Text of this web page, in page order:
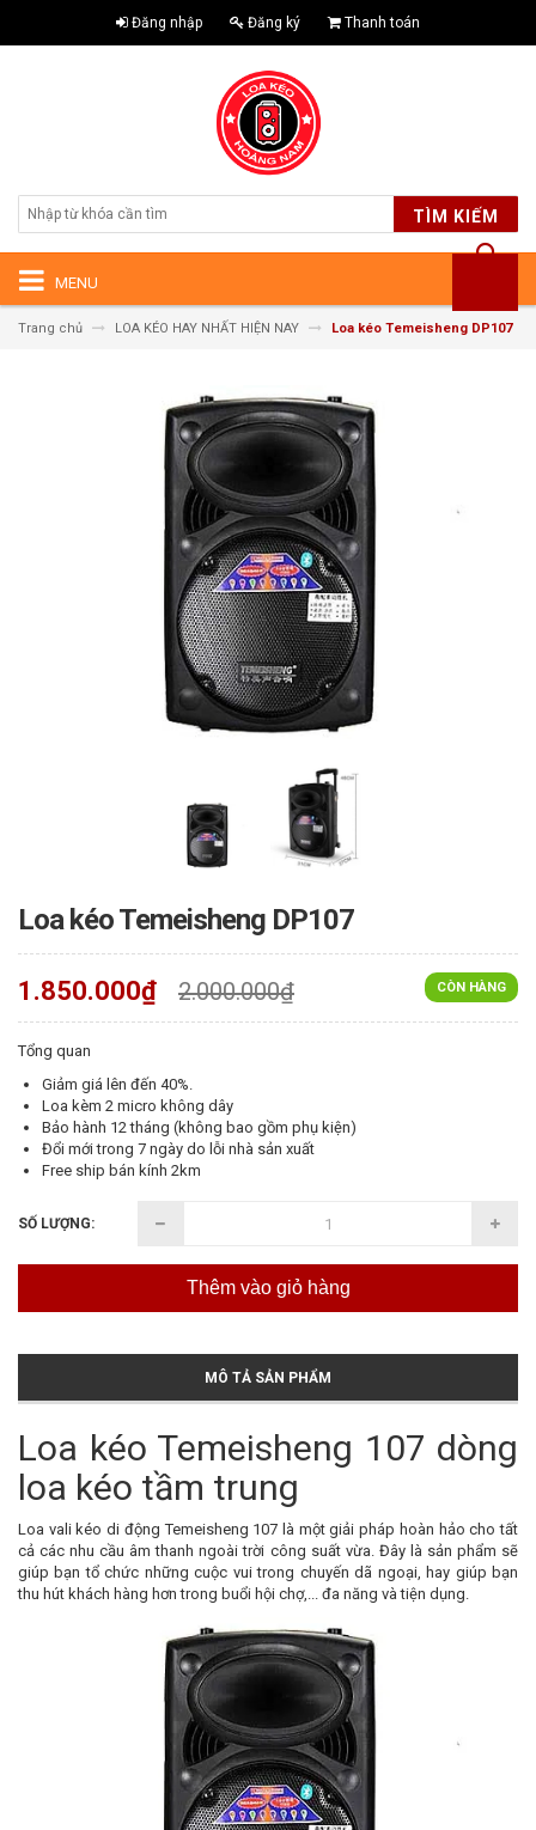
Đăng nhập Đăng ký Thanh toán
TÌM KIẾM
MENU
Trang chủ LOA KÉO HAY NHẤT HIỆN NAY Loa kéo Temeisheng DP107
Loa kéo Temeisheng DP107
CÒN HÀNG
1.850.000₫ 2.000.000₫
Tổng quan
Giảm giá lên đến 40%.
Loa kèm 2 micro không dây
Bảo hành 12 tháng (không bao gồm phụ kiện)
Đổi mới trong 7 ngày do lỗi nhà sản xuất
Free ship bán kính 2km
SỐ LƯỢNG:
Thêm vào giỏ hàng
MÔ TẢ SẢN PHẨM
Loa kéo Temeisheng 107 dòng
loa kéo tầm trung
Loa vali kéo di động Temeisheng 107 là một giải pháp hoàn hảo cho tất
cả các nhu cầu âm thanh ngoài trời công suất vừa. Đây là sản phẩm sẽ
giúp bạn tổ chức những cuộc vui trong chuyến dã ngoại, hay giúp bạn
thu hút khách hàng hơn trong buổi hội chợ,... đa năng và tiện dụng.